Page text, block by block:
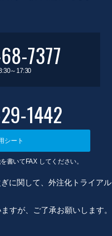
7377
～17:30
1442
シート
書いてFAX してください。
に関して、外注化トライアル
すが、ご了承お願いします。